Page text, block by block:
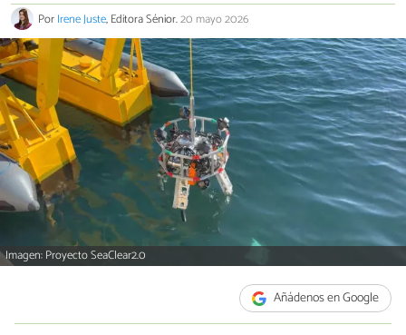
PorIrene Juste, Editora Sénior.20 mayo 2026
Imagen: Proyecto SeaClear2.0
Añádenos en Google